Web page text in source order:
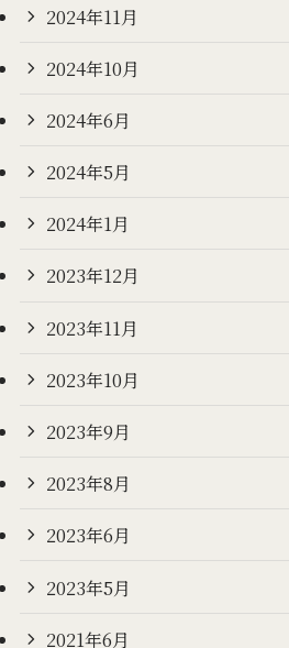
2024年11月
2024年10月
2024年6月
2024年5月
2024年1月
2023年12月
2023年11月
2023年10月
2023年9月
2023年8月
2023年6月
2023年5月
2021年6月